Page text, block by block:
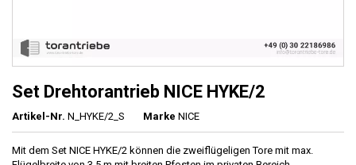
Set Drehtorantrieb NICE HYKE/2
Artikel-Nr. N_HYKE/2_S Marke NICE
Mit dem Set NICE HYKE/2 können die zweiflügeligen Tore mit max.